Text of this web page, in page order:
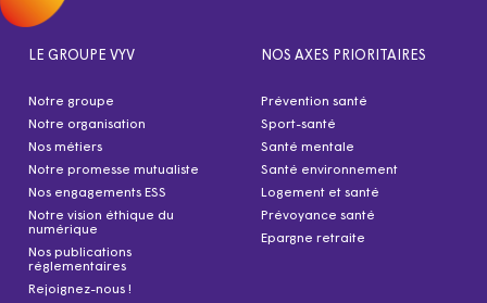
LE GROUPE VYV
Notre groupe
Notre organisation
Nos métiers
Notre promesse mutualiste
Nos engagements ESS
Notre vision éthique du
numérique
Nos publications
réglementaires
Rejoignez-nous !
NOS AXES PRIORITAIRES
Prévention santé
Sport-santé
Santé mentale
Santé environnement
Logement et santé
Prévoyance santé
Epargne retraite